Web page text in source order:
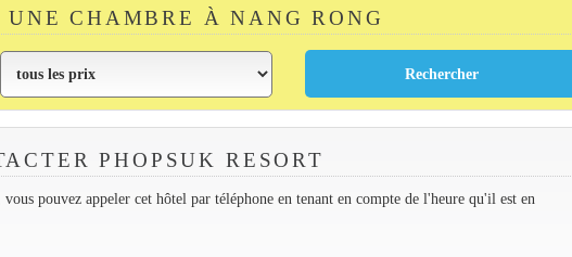
UNE CHAMBRE À NANG RONG
PHOPSUK RESORT
pouvez appeler cet hôtel par téléphone en tenant en compte de l'heure qu'il est en